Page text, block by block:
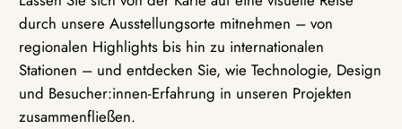
durch unsere Ausstellungsorte mitnehmen – von
regionalen Highlights bis hin zu internationalen
Stationen – und entdecken Sie, wie Technologie, Design
und Besucher:innen-Erfahrung in unseren Projekten
zusammenfließen.